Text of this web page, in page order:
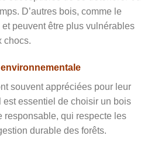
D’autres bois, comme le
peuvent être plus vulnérables
chocs.
souvent appréciées pour leur
essentiel de choisir un bois
responsable, qui respecte les
durable des forêts.